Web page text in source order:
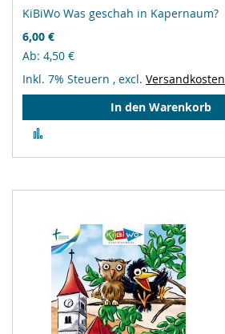
KiBiWo Was geschah in Kapernaum?
6,00 €
Ab 4,50 €
Inkl. 7% Steuern , excl. Versandkosten
In den Warenkorb
hinzufügen